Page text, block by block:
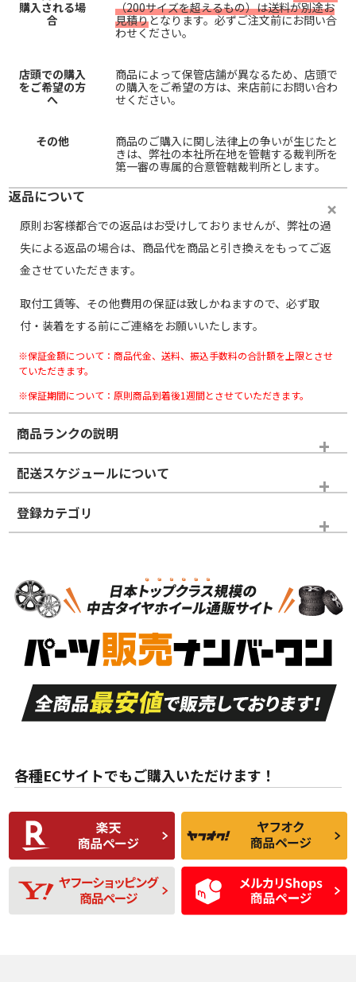
購入される場
合
（200サイズを超えるもの）は送料が別途お
見積りとなります。必ずご注文前にお問い合
わせください。
店頭での購入
をご希望の方
へ
商品によって保管店舗が異なるため、店頭で
の購入をご希望の方は、来店前にお問い合わ
せください。
その他
商品のご購入に関し法律上の争いが生じたと
きは、弊社の本社所在地を管轄する裁判所を
第一審の専属的合意管轄裁判所とします。
返品について
原則お客様都合での返品はお受けしておりませんが、弊社の過
失による返品の場合は、商品代を商品と引き換えをもってご返
金させていただきます。
取付工賃等、その他費用の保証は致しかねますので、必ず取
付・装着をする前にご連絡をお願いいたします。
※保証金額について：商品代金、送料、振込手数料の合計額を上限とさせ
ていただきます。
※保証期間について：原則商品到着後1週間とさせていただきます。
商品ランクの説明
※商品ランクは出品者の主観により判断しておりますので、あら
かじめご了承ください。
ホイールランク
S
品）
S
新車外し品（新古
付き
A
走行距離も少なく、
目立つ傷もほとんど
ない中古品
A
走行距離も少なく、
非常に状態の良い中
古品
な中古品
んどない中古品
C
比較的きれいな中古
品
C
られるが、使用に問
題のない中古品
D
使用感や目立つ傷が
あり、一般的な中古
品
D
残り溝も少なく、偏
磨耗がみられ、短期
間使用できるくらい
の中古品
配送スケジュールについて
登録カテゴリ
ホイールのみ
各種ECサイトでもご購入いただけます！